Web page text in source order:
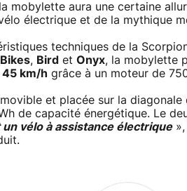
mobylette aura une certaine
électrique et de la mythique
techniques de la
, Bird et Onyx, la mobylette
45 km/h grâce à un moteur de
et placée sur la
de capacité énergétique. Le
vélo à assistance électrique»,